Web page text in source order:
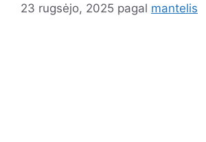
23 rugsėjo, 2025 pagal mantelis